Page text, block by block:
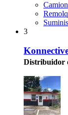
3
Distribuidor